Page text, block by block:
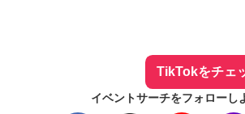
TikTokをチェ
イベントサーチをフォローし